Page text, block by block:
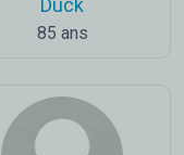
Duck
85 ans